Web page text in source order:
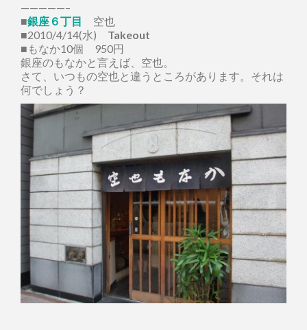
—————–
■銀座６丁目
空也
■2010/4/14(水) Takeout
■もなか10個 950円
銀座のもなかと言えば、空也。
さて、いつもの空也と違うところがあります。それは
何でしょう？